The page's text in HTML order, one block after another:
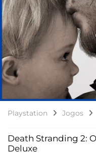
Playstation Jogos
Death Stranding 2:
Deluxe